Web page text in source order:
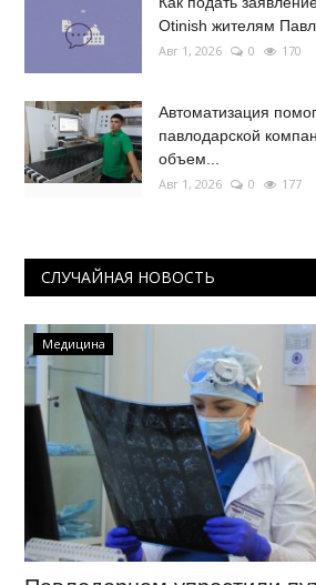
Otinish жителям
Авг 1, 2026 0 170
Автоматизация
павлодарской
объем...
Авг 1, 2026 0 177
СЛУЧАЙНАЯ НОВОСТЬ
Медицина